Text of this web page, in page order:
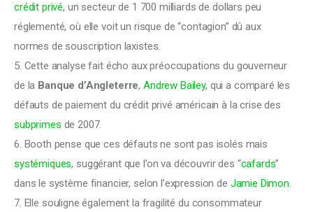
crédit privé, un secteur de 1 700 milliards de dollars peu
réglementé, où elle voit un risque de “contagion” dû aux
normes de souscription laxistes.
5. Cette analyse fait écho aux préoccupations du gouverneur
de la Banque d’Angleterre, Andrew Bailey, qui a comparé les
défauts de paiement du crédit privé américain à la crise des
subprimes de 2007.
6. Booth pense que ces défauts ne sont pas isolés mais
systémiques, suggérant que l’on va découvrir des “cafards”
dans le système financier, selon l’expression de Jamie Dimon.
7. Elle souligne également la fragilité du consommateur